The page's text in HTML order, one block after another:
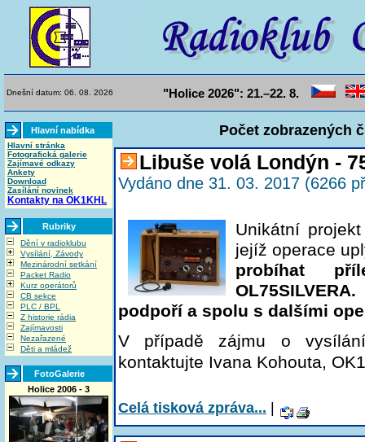
Dnešní datum: 06. 08. 2026 "Holice 2026": 21.–22. 8.
Hlavní nabídka
Hlavní stránka
Fotografická galerie
Zajímavé odkazy
Ankety
Download
Zasílání novinek
Kontakty na OK1KHL
Rubriky
Dění v radioklubu
Vysílání, Závody
Mezinárodní setkání
Packet Radio
Kurz operátorů
CB sekce
PLC / BPL
Z historie rádia
Zajímavosti
Nezařazené
Děti a mládež
FotoGalerie
Holice 2006 - 3
Počet zobrazených
Libuše volá Londýn -
Vydáno dne 31. 03. 2017 (6266
Unikátní
jejíž operace
probíhat
podpoří a spolu s dalšími
V případě zájmu o
kontaktujte Ivana Kohouta,
Celá tisková zpráva...